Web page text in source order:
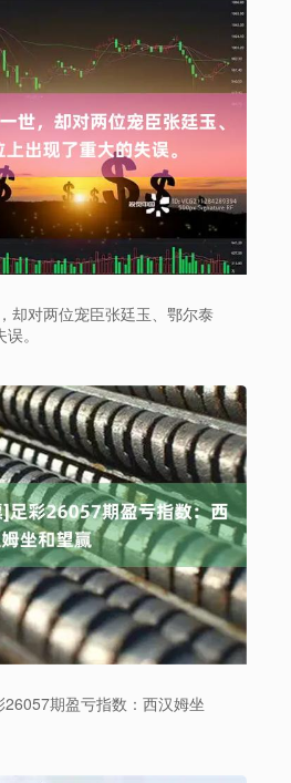
却对两位宠臣张廷玉、鄂尔泰
。
期盈亏指数：西汉姆坐